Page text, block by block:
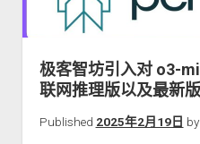
极客智坊引入对 o3-
联网推理版以及最新
Published 2025年2月19日 by